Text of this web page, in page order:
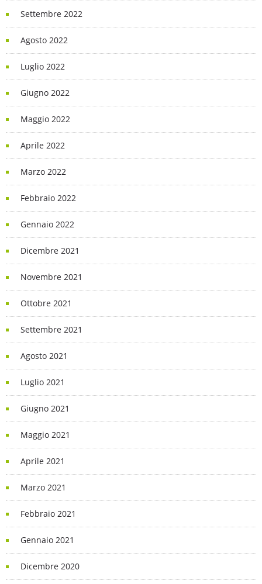
Settembre 2022
Agosto 2022
Luglio 2022
Giugno 2022
Maggio 2022
Aprile 2022
Marzo 2022
Febbraio 2022
Gennaio 2022
Dicembre 2021
Novembre 2021
Ottobre 2021
Settembre 2021
Agosto 2021
Luglio 2021
Giugno 2021
Maggio 2021
Aprile 2021
Marzo 2021
Febbraio 2021
Gennaio 2021
Dicembre 2020